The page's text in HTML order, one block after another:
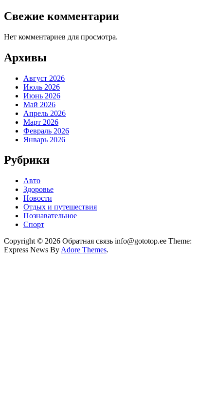
Свежие комментарии
Нет комментариев для просмотра.
Архивы
Август 2026
Июль 2026
Июнь 2026
Май 2026
Апрель 2026
Март 2026
Февраль 2026
Январь 2026
Рубрики
Авто
Здоровье
Новости
Отдых и путешествия
Познавательное
Спорт
Copyright © 2026 Обратная связь info@gototop.ee Theme:
Express News By Adore Themes.